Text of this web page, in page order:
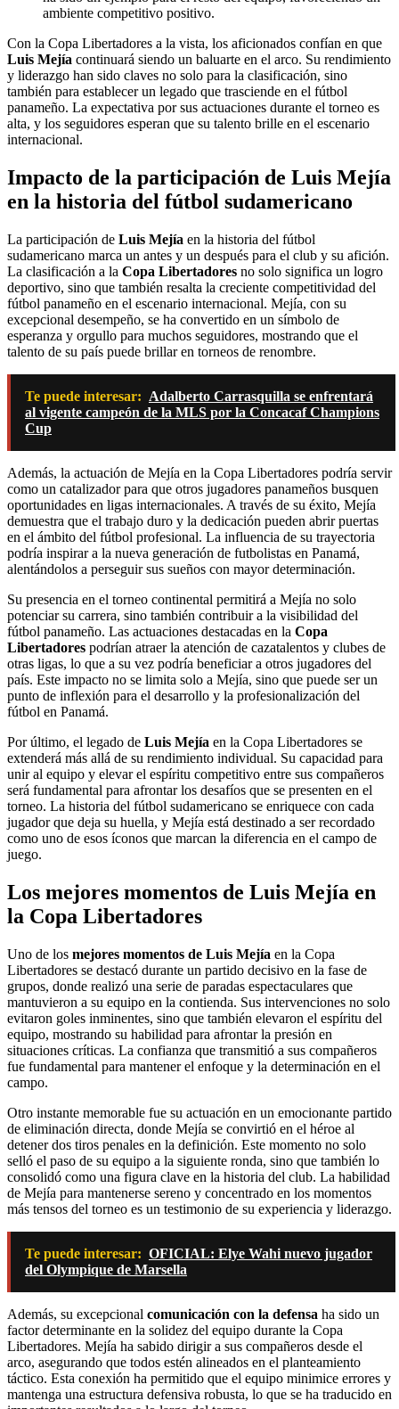
ambiente competitivo positivo.
Con la Copa Libertadores a la vista, los aficionados confían en que
Luis Mejía continuará siendo un baluarte en el arco. Su rendimiento
y liderazgo han sido claves no solo para la clasificación, sino
también para establecer un legado que trasciende en el fútbol
panameño. La expectativa por sus actuaciones durante el torneo es
alta, y los seguidores esperan que su talento brille en el escenario
internacional.
Impacto de la participación de Luis Mejía
en la historia del fútbol sudamericano
La participación de Luis Mejía en la historia del fútbol
sudamericano marca un antes y un después para el club y su afición.
La clasificación a la Copa Libertadores no solo significa un logro
deportivo, sino que también resalta la creciente competitividad del
fútbol panameño en el escenario internacional. Mejía, con su
excepcional desempeño, se ha convertido en un símbolo de
esperanza y orgullo para muchos seguidores, mostrando que el
talento de su país puede brillar en torneos de renombre.
Te puede interesar: Adalberto Carrasquilla se enfrentará
al vigente campeón de la MLS por la Concacaf Champions
Cup
Además, la actuación de Mejía en la Copa Libertadores podría servir
como un catalizador para que otros jugadores panameños busquen
oportunidades en ligas internacionales. A través de su éxito, Mejía
demuestra que el trabajo duro y la dedicación pueden abrir puertas
en el ámbito del fútbol profesional. La influencia de su trayectoria
podría inspirar a la nueva generación de futbolistas en Panamá,
alentándolos a perseguir sus sueños con mayor determinación.
Su presencia en el torneo continental permitirá a Mejía no solo
potenciar su carrera, sino también contribuir a la visibilidad del
fútbol panameño. Las actuaciones destacadas en la Copa
Libertadores podrían atraer la atención de cazatalentos y clubes de
otras ligas, lo que a su vez podría beneficiar a otros jugadores del
país. Este impacto no se limita solo a Mejía, sino que puede ser un
punto de inflexión para el desarrollo y la profesionalización del
fútbol en Panamá.
Por último, el legado de Luis Mejía en la Copa Libertadores se
extenderá más allá de su rendimiento individual. Su capacidad para
unir al equipo y elevar el espíritu competitivo entre sus compañeros
será fundamental para afrontar los desafíos que se presenten en el
torneo. La historia del fútbol sudamericano se enriquece con cada
jugador que deja su huella, y Mejía está destinado a ser recordado
como uno de esos íconos que marcan la diferencia en el campo de
juego.
Los mejores momentos de Luis Mejía en
la Copa Libertadores
Uno de los mejores momentos de Luis Mejía en la Copa
Libertadores se destacó durante un partido decisivo en la fase de
grupos, donde realizó una serie de paradas espectaculares que
mantuvieron a su equipo en la contienda. Sus intervenciones no solo
evitaron goles inminentes, sino que también elevaron el espíritu del
equipo, mostrando su habilidad para afrontar la presión en
situaciones críticas. La confianza que transmitió a sus compañeros
fue fundamental para mantener el enfoque y la determinación en el
campo.
Otro instante memorable fue su actuación en un emocionante partido
de eliminación directa, donde Mejía se convirtió en el héroe al
detener dos tiros penales en la definición. Este momento no solo
selló el paso de su equipo a la siguiente ronda, sino que también lo
consolidó como una figura clave en la historia del club. La habilidad
de Mejía para mantenerse sereno y concentrado en los momentos
más tensos del torneo es un testimonio de su experiencia y liderazgo.
Te puede interesar: OFICIAL: Elye Wahi nuevo jugador
del Olympique de Marsella
Además, su excepcional comunicación con la defensa ha sido un
factor determinante en la solidez del equipo durante la Copa
Libertadores. Mejía ha sabido dirigir a sus compañeros desde el
arco, asegurando que todos estén alineados en el planteamiento
táctico. Esta conexión ha permitido que el equipo minimice errores y
mantenga una estructura defensiva robusta, lo que se ha traducido en